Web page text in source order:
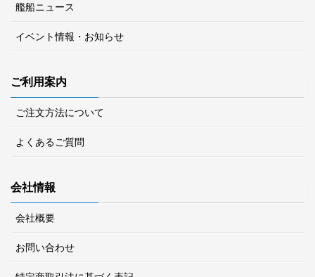
艦船ニュース
イベント情報・お知らせ
ご利用案内
ご注文方法について
よくあるご質問
会社情報
会社概要
お問い合わせ